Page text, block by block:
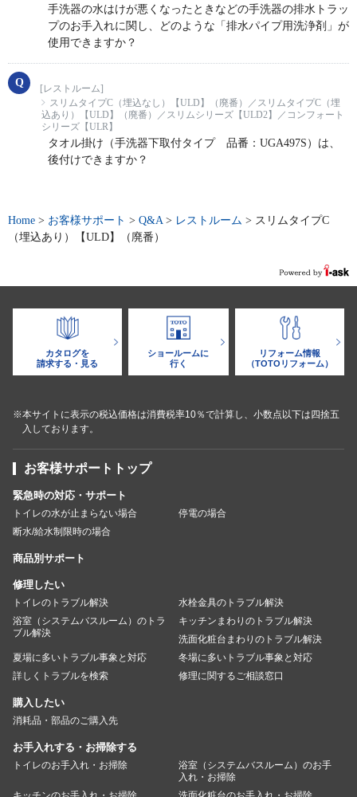
手洗器の水はけが悪くなったときなどの手洗器の排水トラッ
プのお手入れに関し、どのような「排水パイプ用洗浄剤」が
使用できますか？
[レストルーム]
スリムタイプC（埋込なし）【ULD】（廃番）／スリムタイプC（埋
込あり）【ULD】（廃番）／スリムシリーズ【ULD2】／コンフォート
シリーズ【ULR】
タオル掛け（手洗器下取付タイプ 品番：UGA497S）は、
後付けできますか？
Home > お客様サポート > Q&A> レストルーム > スリムタイプC
（埋込あり）【ULD】（廃番）
カタログを
請求する・見る
ショールームに
行く
リフォーム情報
（TOTOリフォーム）
※本サイトに表示の税込価格は消費税率10％で計算し、小数点以下は四捨五
入しております。
お客様サポートトップ
緊急時の対応・サポート
トイレの水が止まらない場合
停電の場合
断水/給水制限時の場合
商品別サポート
修理したい
トイレのトラブル解決
水栓金具のトラブル解決
浴室（システムバスルーム）のトラ
ブル解決
キッチンまわりのトラブル解決
洗面化粧台まわりのトラブル解決
夏場に多いトラブル事象と対応
冬場に多いトラブル事象と対応
詳しくトラブルを検索
修理に関するご相談窓口
購入したい
消耗品・部品のご購入先
お手入れする・お掃除する
トイレのお手入れ・お掃除
浴室（システムバスルーム）のお手
入れ・お掃除